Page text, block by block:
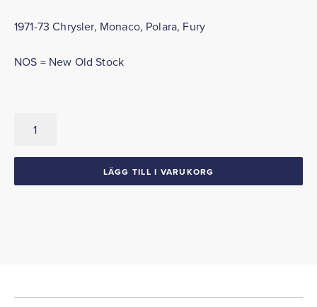
1971-73 Chrysler, Monaco, Polara, Fury
NOS = New Old Stock
Invändigt
LÄGG TILL I VARUKORG